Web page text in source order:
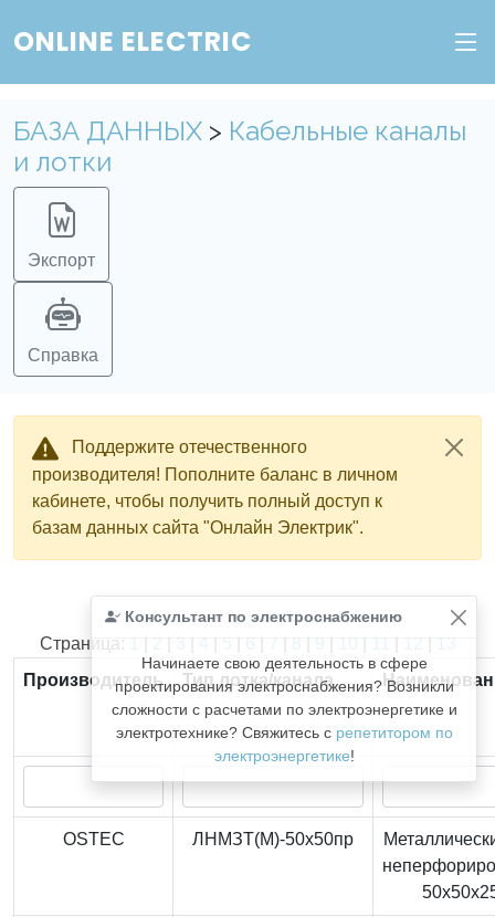
ONLINE ELECTRIC
БАЗА ДАННЫХ > Кабельные каналы
и лотки
Экспорт
Справка
Поддержите отечественного
производителя! Пополните баланс в личном
кабинете, чтобы получить полный доступ к
базам данных сайта "Онлайн Электрик".
Консультант по электроснабжению
Начинаете свою деятельность в сфере
проектирования электроснабжения? Возникли
сложности с расчетами по электроэнергетике и
электротехнике? Свяжитесь с репетитором по
электроэнергетике!
Найдено366из366записей.
Страница: 1 | 2 | 3 | 4 | 5 | 6 | 7 | 8 | 9 | 10 | 11 | 12 | 13
Производитель
Тип лотка/канала
OSTEC ЛНМЗТ(М)-50x50пр